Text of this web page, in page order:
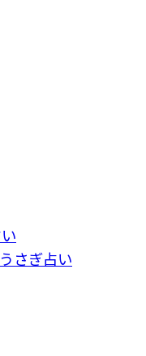
さぎ占い